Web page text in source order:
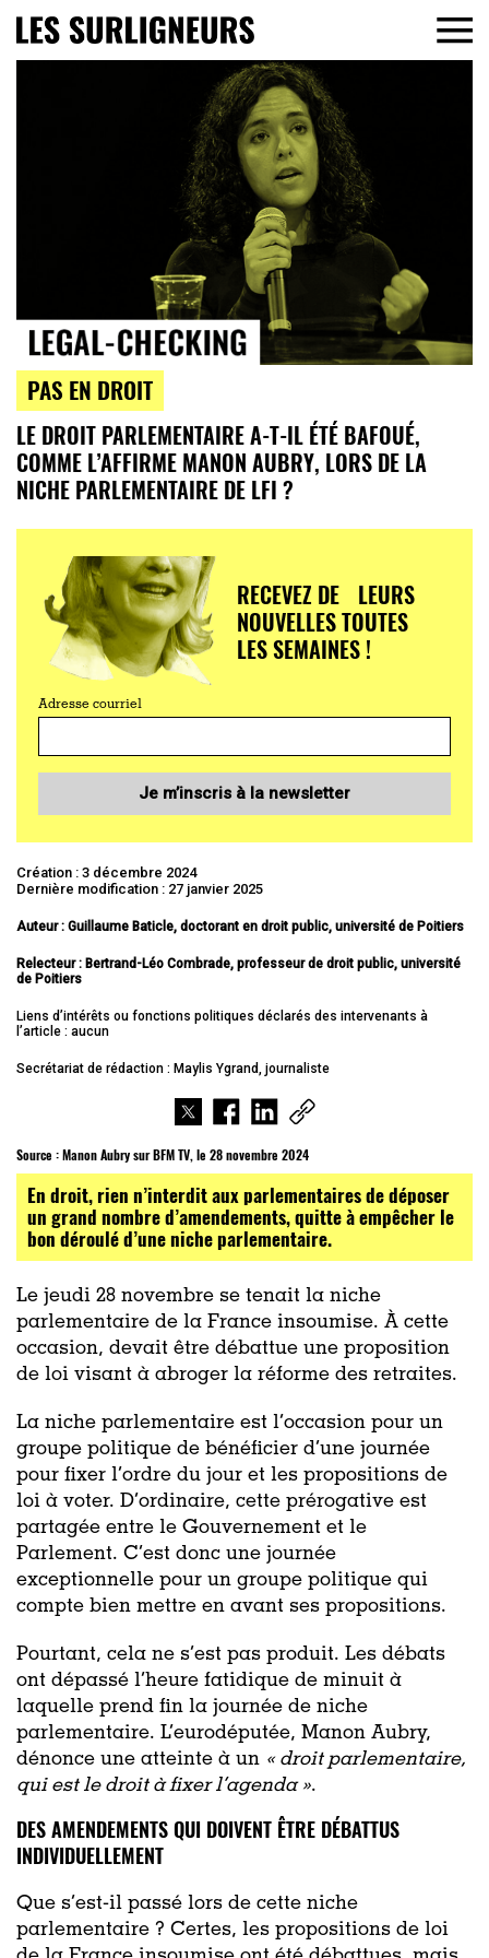
PAS EN DROIT
LE DROIT PARLEMENTAIRE A-T-IL ÉTÉ BAFOUÉ,
COMME L’AFFIRME MANON AUBRY, LORS DE LA
NICHE PARLEMENTAIRE DE LFI ?
RECEVEZ DE LEURS
NOUVELLES TOUTES
LES SEMAINES !
Adresse courriel
Je m’inscris à la newsletter
Création : 3 décembre 2024
Dernière modification : 27 janvier 2025
Auteur : Guillaume Baticle, doctorant en droit public, université de Poitiers
Relecteur : Bertrand-Léo Combrade, professeur de droit public, université
de Poitiers
Liens d’intérêts ou fonctions politiques déclarés des intervenants à
l’article : aucun
Secrétariat de rédaction : Maylis Ygrand, journaliste
Source :Manon Aubry sur BFM TV, le 28 novembre 2024
En droit, rien n’interdit aux parlementaires de déposer
un grand nombre d’amendements, quitte à empêcher le
bon déroulé d’une niche parlementaire.
Le jeudi 28 novembre se tenait la niche
parlementaire de la France insoumise. À cette
occasion, devait être débattue une proposition
de loi visant à abroger la réforme des retraites.
La niche parlementaire est l’occasion pour un
groupe politique de bénéficier d’une journée
pour fixer l’ordre du jour et les propositions de
loi à voter. D’ordinaire, cette prérogative est
partagée entre le Gouvernement et le
Parlement. C’est donc une journée
exceptionnelle pour un groupe politique qui
compte bien mettre en avant ses propositions.
Pourtant, cela ne s’est pas produit. Les débats
ont dépassé l’heure fatidique de minuit à
laquelle prend fin la journée de niche
parlementaire. L’eurodéputée, Manon Aubry,
dénonce une atteinte à un « droit parlementaire,
qui est le droit à fixer l’agenda ».
DES AMENDEMENTS QUI DOIVENT ÊTRE DÉBATTUS
INDIVIDUELLEMENT
Que s’est-il passé lors de cette niche
parlementaire ? Certes, les propositions de loi